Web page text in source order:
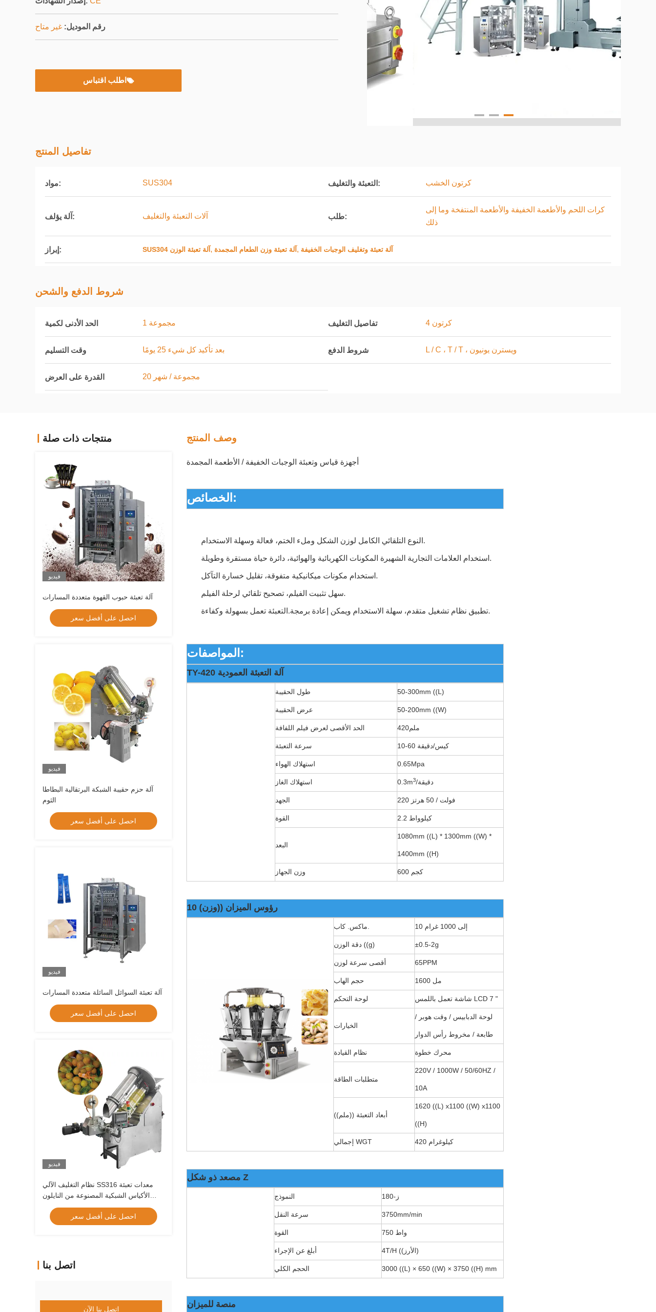
رقم الموديل: غير متاح
اطلب اقتباس
تفاصيل المنتج
مواد: SUS304 التعبئة والتغليف: كرتون الخشب
آلة يؤلف: آلات التعبئة والتغليف طلب:
كرات اللحم والأطعمة الخفيفة والأطعمة المنتفخة وما إلى
ذلك
إبراز: SUS304 آلة تعبئة الوزن , آلة تعبئة وزن الطعام المجمدة , آلة تعبئة وتغليف الوجبات الخفيفة
شروط الدفع والشحن
الحد الأدنى لكمية 1 مجموعة تفاصيل التغليف 4 كرتون
وقت التسليم بعد تأكيد كل شيء 25 يومًا شروط الدفع L / C ، T / T ، ويسترن يونيون
القدرة على العرض 20 مجموعة / شهر
منتجات ذات صلة
فيديو
آلة تعبئة حبوب القهوة متعددة المسارات
احصل على أفضل سعر
فيديو
آلة حزم حقيبة الشبكة البرتقالية البطاطا
الثوم
احصل على أفضل سعر
فيديو
آلة تعبئة السوائل السائلة متعددة المسارات
احصل على أفضل سعر
فيديو
نظام التغليف الآلي SS316 معدات تعبئة
الأكياس الشبكية المصنوعة من النايلون
الشبكي
احصل على أفضل سعر
اتصل بنا
اتصل بنا الآن
وصف المنتج
أجهزة قياس وتعبئة الوجبات الخفيفة / الأطعمة المجمدة
الخصائص:
النوع التلقائي الكامل لوزن الشكل وملء الختم، فعالة وسهلة الاستخدام.
استخدام العلامات التجارية الشهيرة المكونات الكهربائية والهوائية، دائرة حياة مستقرة وطويلة.
استخدام مكونات ميكانيكية متفوقة، تقليل خسارة التآكل.
سهل تثبيت الفيلم، تصحيح تلقائي لرحلة الفيلم.
تطبيق نظام تشغيل متقدم، سهلة الاستخدام ويمكن إعادة برمجة.التعبئة تعمل بسهولة وكفاءة.
المواصفات:
TY-420 آلة التعبئة العمودية
طول الحقيبة 50-300mm ((L)
عرض الحقيبة 50-200mm ((W)
الحد الأقصى لعرض فيلم اللفافة 420ملم
سرعة التعبئة 10-60 كيس/دقيقة
استهلاك الهواء 0.65Mpa
استهلاك الغاز 0.3m3 /دقيقة
الجهد 220 فولت / 50 هرتز
القوة 2.2 كيلوواط
البعد
1080mm ((L) * 1300mm ((W) *
1400mm ((H)
وزن الجهاز 600 كجم
10 رؤوس الميزان ((وزن)
10 إلى 1000 غرام
دقة الوزن ((g) ±0.5-2g
أقصى سرعة لوزن 65PPM
حجم الهاب 1600 مل
لوحة التحكم شاشة تعمل باللمس LCD 7 "
الخيارات
لوحة الدبابيس / وقت هوبر /
طابعة / مخروط رأس الدوار
نظام القيادة محرك خطوة
متطلبات الطاقة
220V / 1000W / 50/60HZ /
10A
أبعاد التعبئة ((ملم))
1620 ((L) x1100 ((W) x1100
((H)
إجمالي WGT 420 كيلوغرام
مصعد ذو شكل Z
النموذج ز-180
سرعة النقل 3750mm/min
القوة 750 واط
أبلغ عن الإجراء 4T/H ((الأرز)
الحجم الكلي 3000 ((L) × 650 ((W) × 3750 ((H) mm
منصة للميزان